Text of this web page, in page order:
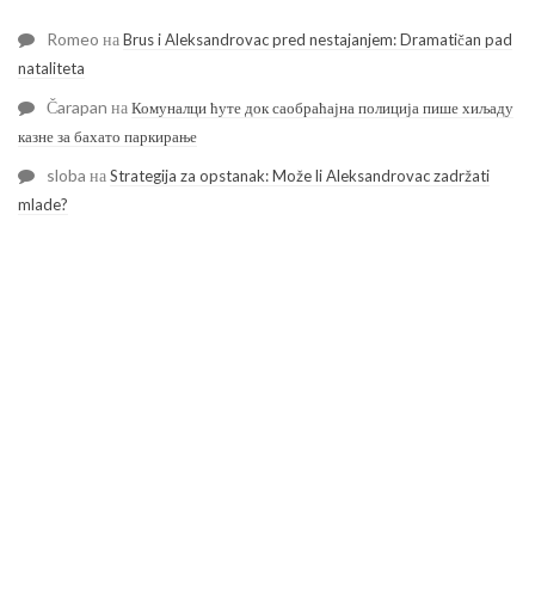
Romeo наBrus i Aleksandrovac pred nestajanjem: Dramatičan pad
nataliteta
Čarapan наКомуналци ћуте док саобраћајна полиција пише хиљаду
казне за бахато паркирање
sloba наStrategija za opstanak: Može li Aleksandrovac zadržati
mlade?